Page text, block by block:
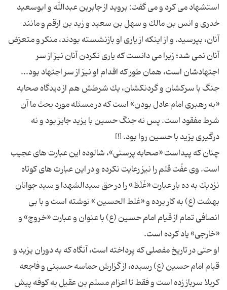
استشهاد می كرد و می گفت: بروید از جابربن عبدالله و ابوسعید
خدری و انس بن مالك و سهل بن سعید و زید بن ارقم و مانند
آنان، بپرسید. و از اینكه از یاری او بازنشسته بودند، منكر و متعرّض
آنان نمی شد؛ زیرا می دانست كه یاری نكردن آنان نیز از سر
جنگ با سركشان و گردنكشان،‌ یك شرطش هم از دیدگاه صحابه
«به رهبری امام عادل بودن» است كه در مسئله مورد بحث ما آن
شرط مفقود است. پس نه جنگ حسین با یزید جایز بود و نه
چنان كه پیداست «صحابه پرستی»، شالوده این عبارت های عجیب
است. وی عفّت قلم را نیز رعایت نكرده و در این عبارت های كوتاه
نزدیك به ده بار عبارت «غَلَطَ» را در حق سیدالشهدا و سید جوانان
بهشت (ع) به كار برده و «غلط الحسین » نوشته است و با بی
انصافی تمام از قیام امام حسین (ع) با عنوان و عبارت «خروج» و
او حتی در تاریخ مفصلی كه پرداخته است، آنگاه كه به دوران یزید و
قیام امام حسین (ع) رسیده، از گزارش حماسه حسینی و فاجعه
كربلا سرباز زده است و فقط تا اعزام مسلم بن عقیل به كوفه پیش